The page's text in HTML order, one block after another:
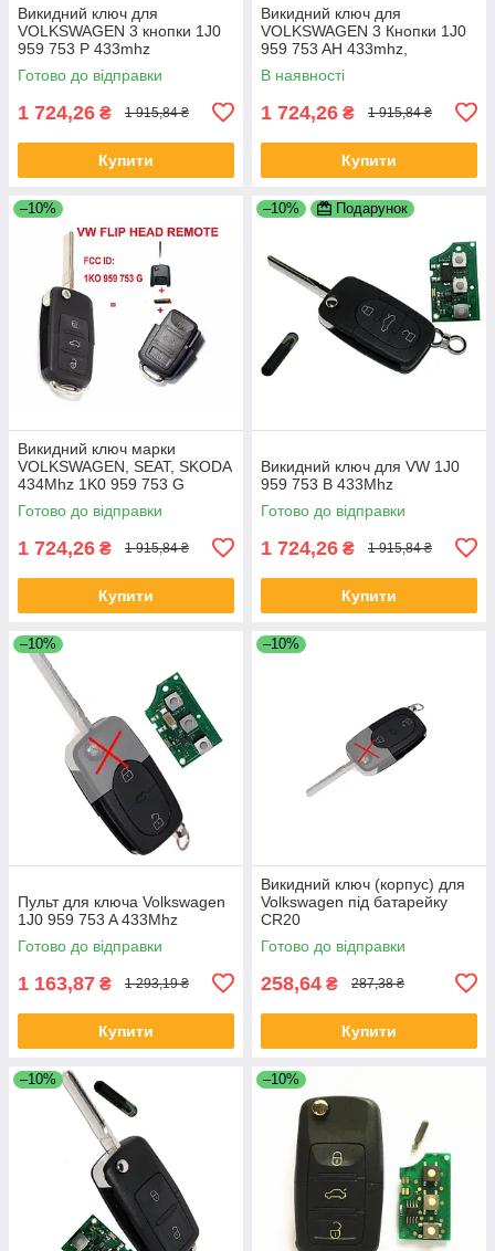
Викидний ключ для
VOLKSWAGEN 3 кнопки 1J0
959 753 P 433mhz
Готово до відправки
1 724,26 ₴ 1 915,84 ₴
Купити
Викидний ключ для
VOLKSWAGEN 3 Кнопки 1J0
959 753 AH 433mhz,
В наявності
1 724,26 ₴ 1 915,84 ₴
Купити
–10%
Викидний ключ марки
VOLKSWAGEN, SEAT, SKODA
434Mhz 1K0 959 753 G
Готово до відправки
1 724,26 ₴ 1 915,84 ₴
Купити
–10% Подарунок
Викидний ключ для VW 1J0
959 753 B 433Mhz
Готово до відправки
1 724,26 ₴ 1 915,84 ₴
Купити
–10%
Пульт для ключа Volkswagen
1J0 959 753 A 433Mhz
Готово до відправки
1 163,87 ₴ 1 293,19 ₴
Купити
–10%
Викидний ключ (корпус) для
Volkswagen під батарейку
CR20
Готово до відправки
258,64 ₴ 287,38 ₴
Купити
–10% –10%